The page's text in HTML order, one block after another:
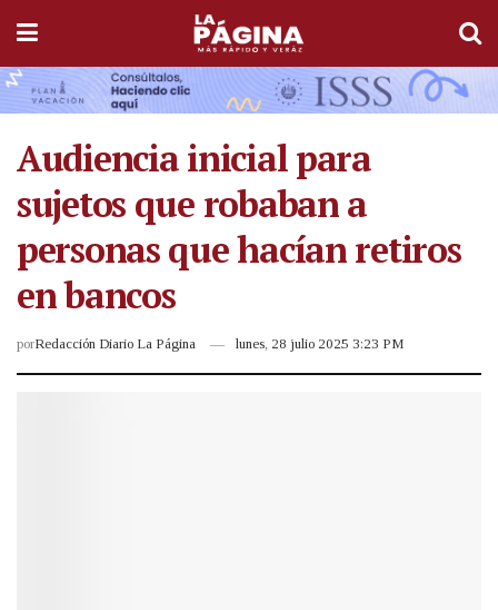
Audiencia inicial para
sujetos que robaban a
personas que hacían retiros
en bancos
porRedacción Diario La Página lunes, 28 julio 2025 3:23 PM